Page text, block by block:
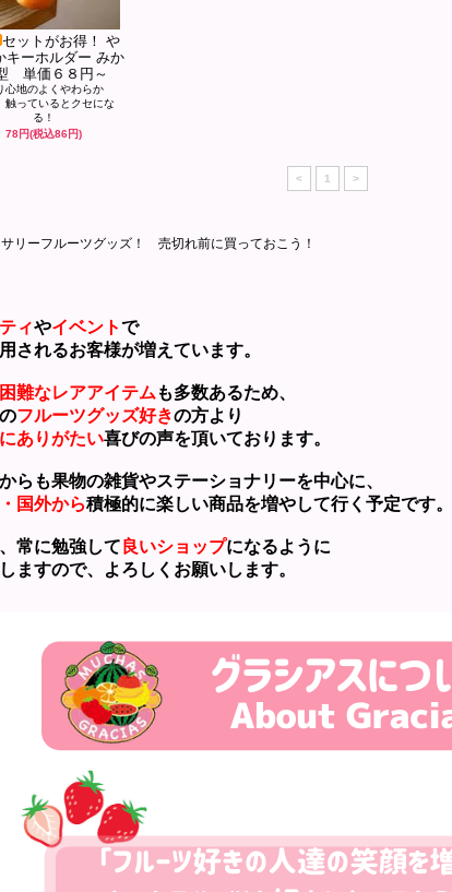
セットがお得！ や
キーホルダー みか
単価６８円～
心地のよくやわらか
っているとクセにな
る！
78円(税込86円)
< 1 >
リーフルーツグッズ！ 売切れ前に買っておこう！
ィやイベントで
れるお客様が増えています。
難なレアアイテム も多数あるため、
フルーツグッズ好きの方より
ありがたい喜びの声を頂いております。
も果物の雑貨やステーショナリーを中心に、
国外から積極的に楽しい商品を増やして行く予定です。
に勉強して 良いショップになるように
すので、よろしくお願いします。